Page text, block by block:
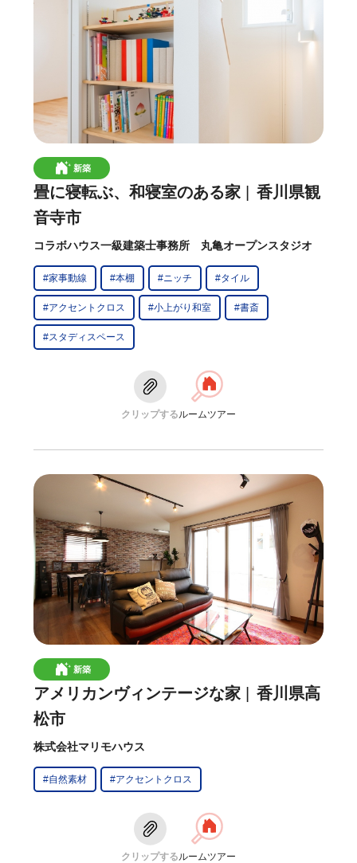
新築
畳に寝転ぶ、和寝室のある家
香川県観
音寺市
コラボハウス一級建築士事務所 丸亀オープンスタジオ
#家事動線 #本棚 #ニッチ #タイル
#アクセントクロス #小上がり和室 #書斎
#スタディスペース
クリップするルームツアー
新築
アメリカンヴィンテージな家
香川県高
松市
株式会社マリモハウス
#自然素材 #アクセントクロス
クリップするルームツアー